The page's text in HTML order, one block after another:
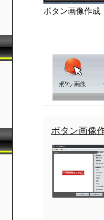
ボタン画像作成
ボタン画像